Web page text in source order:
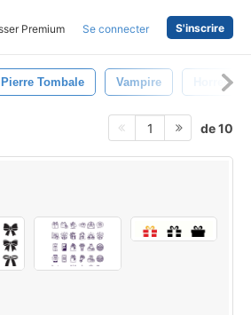
Premium Se connecter S'inscrire
Pierre Tombale Vampire Horreur
1 de 10